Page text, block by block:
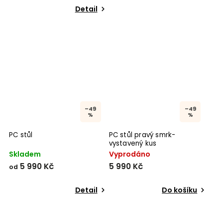
Detail
–49
%
PC stůl
Skladem
od 5 990 Kč
Detail
–49
%
PC stůl pravý smrk-
vystavený kus
Vyprodáno
5 990 Kč
Do košíku